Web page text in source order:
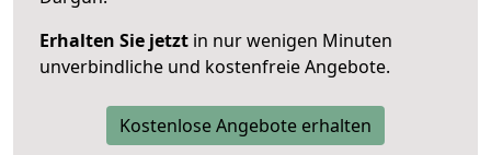
Erhalten Sie jetzt in nur wenigen Minuten
unverbindliche und kostenfreie Angebote.
Kostenlose Angebote erhalten